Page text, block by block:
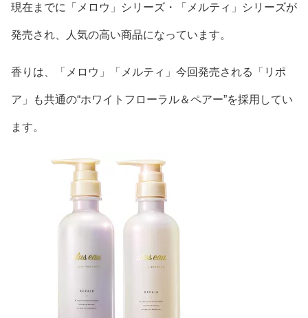
現在までに「メロウ」シリーズ・「メルティ」シリーズが
発売され、人気の高い商品になっています。
香りは、「メロウ」「メルティ」今回発売される「リポ
ア」も共通の“ホワイトフローラル＆ペアー”を採用してい
ます。